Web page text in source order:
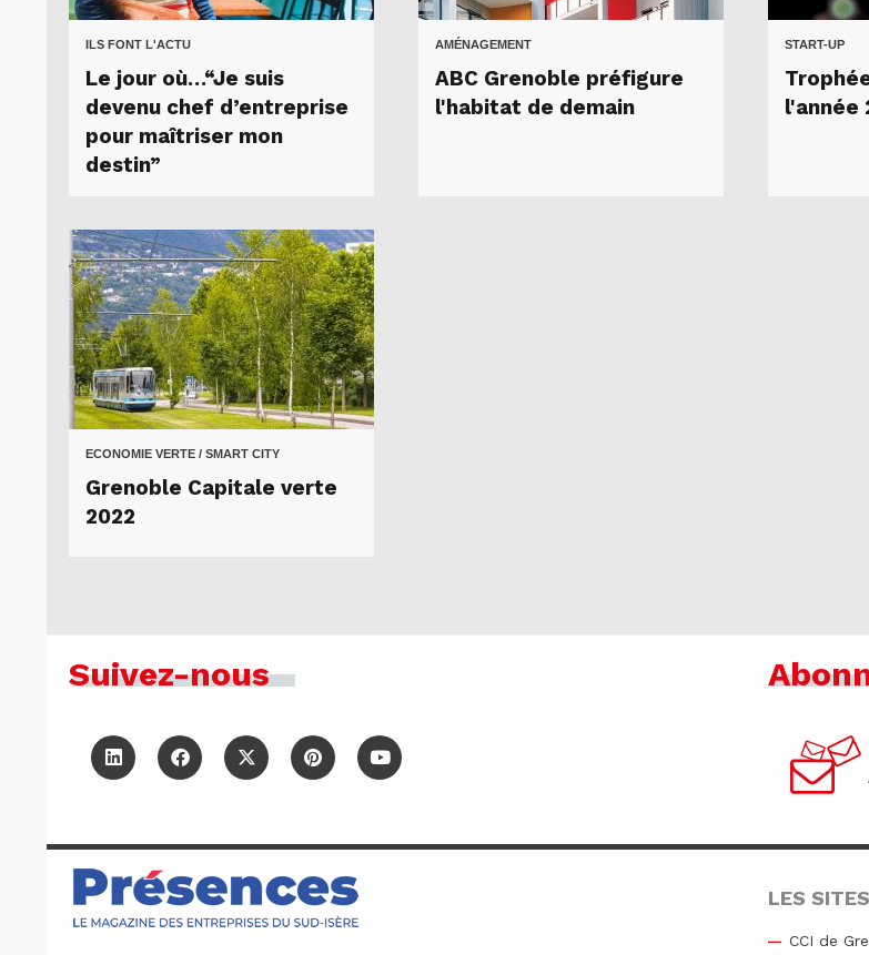
ILS FONT L'ACTU
Le jour où…“Je suis
devenu chef d’entreprise
pour maîtriser mon
destin”
AMÉNAGEMENT
ABC Grenoble préfigure
l'habitat de demain
START-UP
l'année
ECONOMIE VERTE / SMART CITY
Grenoble Capitale verte
2022
Suivez-nous
LES
CCI de